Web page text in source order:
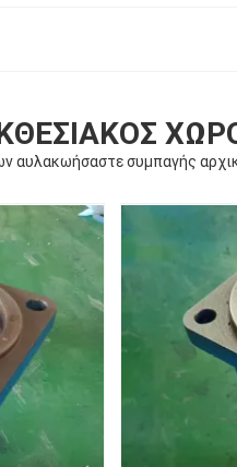
αυλακωήσαστε συμπαγής